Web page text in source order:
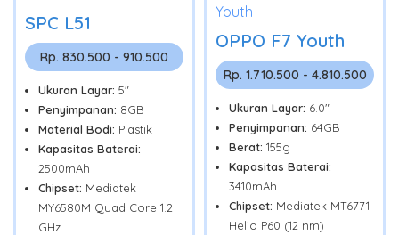
SPC L51
Rp. 830.500 - 910.500
Ukuran Layar: 5"
Penyimpanan: 8GB
Material Bodi: Plastik
Kapasitas Baterai:
2500mAh
Chipset: Mediatek
MY6580M Quad Core 1.2
GHz
OPPO F7 Youth
Rp. 1.710.500 - 4.810.500
Ukuran Layar: 6.0"
Penyimpanan: 64GB
Berat: 155g
Kapasitas Baterai:
3410mAh
Chipset: Mediatek MT6771
Helio P60 (12 nm)